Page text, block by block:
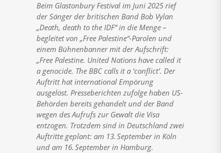
Beim Glastonbury Festival im Juni 2025 rief
der Sänger der britischen Band Bob Vylan
„Death, death to the IDF“ in die Menge –
begleitet von „Free Palestine“-Parolen und
einem Bühnenbanner mit der Aufschrift:
„Free Palestine. United Nations have called it
a genocide. The BBC calls it a ‘conflict’. Der
Auftritt hat international Empörung
ausgelöst. Presseberichten zufolge haben US-
Behörden bereits gehandelt und der Band
wegen des Aufrufs zur Gewalt die Visa
entzogen. Trotzdem sind in Deutschland zwei
Auftritte geplant: am 13. September in Köln
und am 16. September in Hamburg.